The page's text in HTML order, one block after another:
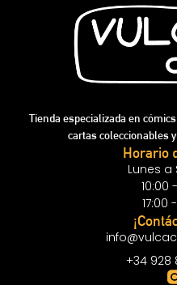
Tienda especializada en
cartas coleccionables
Horario
Lunes
10:00
17:00
+34 928